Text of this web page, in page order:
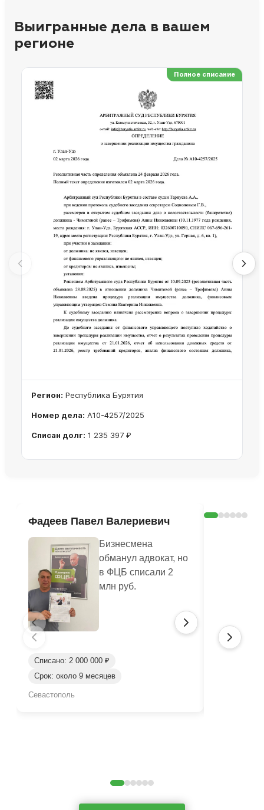
Выигранные дела в вашем
регионе
Полное списание
Регион: Республика Бурятия
Номер дела: А10-4257/2025
Списан долг: 1 235 397 ₽
Фадеев Павел Валериевич
Бизнесмена
обманул адвокат, но
в ФЦБ списали 2
млн руб.
Списано: 2 000 000 ₽
Срок: около 9 месяцев
Севастополь
Кашлюк